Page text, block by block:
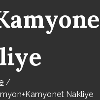
Nakliye